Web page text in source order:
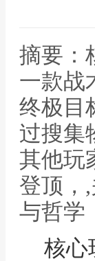
摘要：
一款战
终极目
过搜集
其他玩
登顶，
与哲学
核心